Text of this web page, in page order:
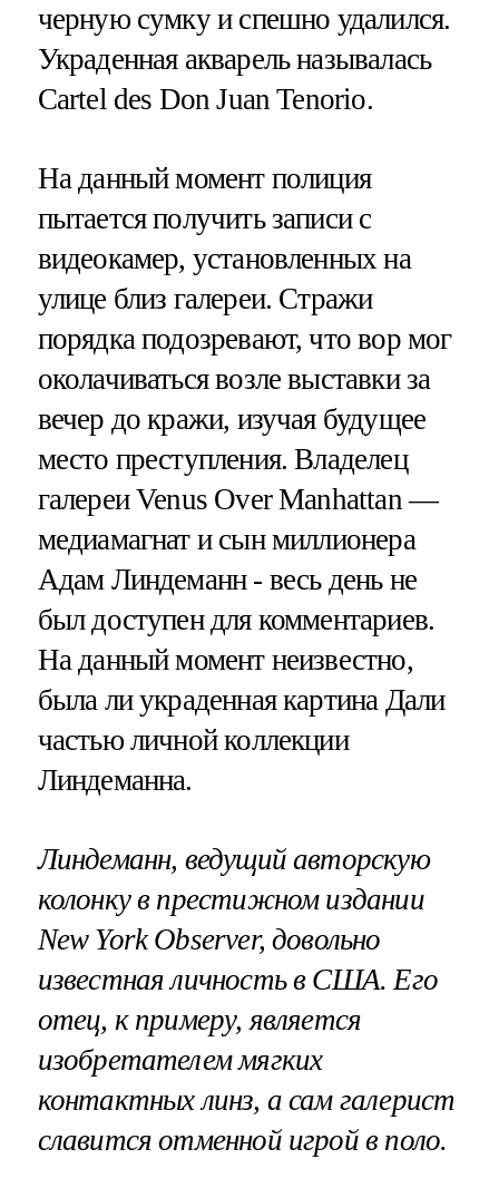
черную сумку и спешно удалился.
Украденная акварель называлась
Cartel des Don Juan Tenorio.
На данный момент полиция
пытается получить записи с
видеокамер, установленных на
улице близ галереи. Стражи
порядка подозревают, что вор мог
околачиваться возле выставки за
вечер до кражи, изучая будущее
место преступления. Владелец
галереи Venus Over Manhattan —
медиамагнат и сын миллионера
Адам Линдеманн - весь день не
был доступен для комментариев.
На данный момент неизвестно,
была ли украденная картина Дали
частью личной коллекции
Линдеманна.
Линдеманн, ведущий авторскую
колонку в престижном издании
New York Observer, довольно
известная личность в США. Его
отец, к примеру, является
изобретателем мягких
контактных линз, а сам галерист
славится отменной игрой в поло.